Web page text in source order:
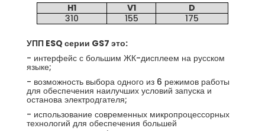
H1 V1
D
310
155 175
УПП ESQ серии GS7 это:
- интерфейс с большим ЖК-дисплеем на русском
языке;
- возможность выбора одного из 6 режимов работы
для обеспечения наилучших условий запуска и
останова электродгателя;
- использование современных микропроцессорных
технологий для обеспечения большей